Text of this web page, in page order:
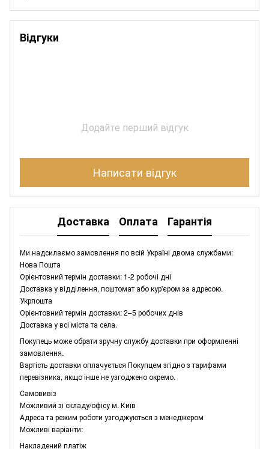
Відгуки
Додайте перший відгук
Написати відгук
Доставка Оплата Гарантія
Ми надсилаємо замовлення по всій Україні двома службами:
Нова Пошта
Орієнтовний термін доставки: 1-2 робочі дні
Доставка у відділення, поштомат або кур'єром за адресою.
Укрпошта
Орієнтовний термін доставки: 2–5 робочих днів
Доставка у всі міста та села.
Покупець може обрати зручну службу доставки при оформленні
замовлення.
Вартість доставки оплачується Покупцем згідно з тарифами
перевізника, якщо інше не узгоджено окремо.
Самовивіз
Можливий зі складу/офісу м. Київ
Адреса та режим роботи узгоджуються з менеджером
Можливі варіанти:
Накладений платіж